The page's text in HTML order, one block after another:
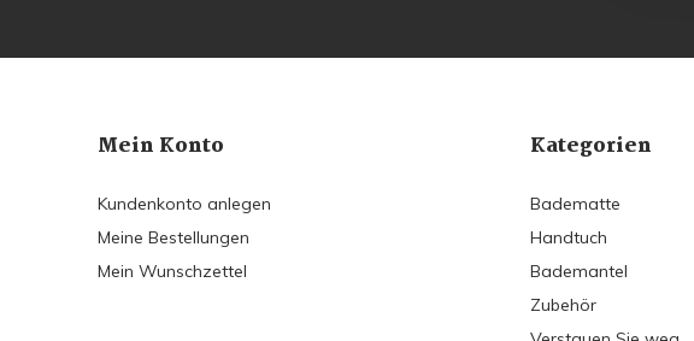
Mein Konto
Kundenkonto anlegen
Meine Bestellungen
Mein Wunschzettel
Kategorien
Badematte
Handtuch
Bademantel
Zubehör